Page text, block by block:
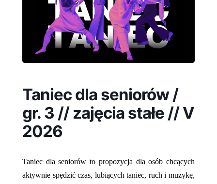
Taniec dla seniorów /
gr. 3 // zajęcia stałe // V
2026
Taniec dla seniorów to propozycja dla osób chcących
aktywnie spędzić czas, lubiących taniec, ruch i muzykę,